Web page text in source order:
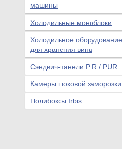
машины
Холодильные моноблоки
Холодильное оборудование
для хранения вина
Сэндвич-панели PIR / PUR
Камеры шоковой заморозки
Полибоксы Irbis